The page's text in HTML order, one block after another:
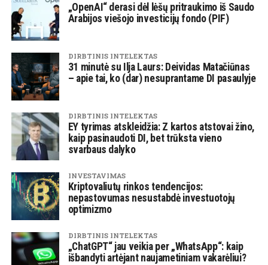
„OpenAI“ derasi dėl lėšų pritraukimo iš Saudo
Arabijos viešojo investicijų fondo (PIF)
DIRBTINIS INTELEKTAS
31 minutė su Ilja Laurs: Deividas Matačiūnas
– apie tai, ko (dar) nesuprantame DI pasaulyje
DIRBTINIS INTELEKTAS
EY tyrimas atskleidžia: Z kartos atstovai žino,
kaip pasinaudoti DI, bet trūksta vieno
svarbaus dalyko
INVESTAVIMAS
Kriptovaliutų rinkos tendencijos:
nepastovumas nesustabdė investuotojų
optimizmo
DIRBTINIS INTELEKTAS
„ChatGPT“ jau veikia per „WhatsApp“: kaip
išbandyti artėjant naujametiniam vakarėliui?